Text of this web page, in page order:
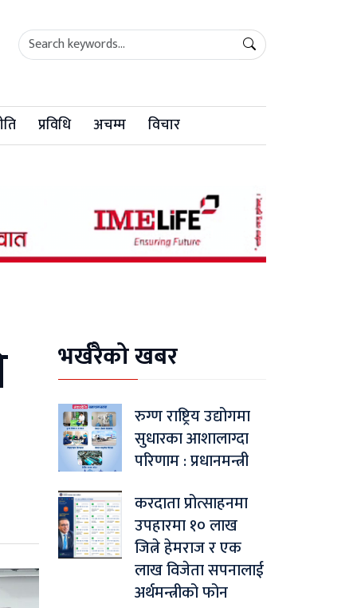
प्रविधि अचम्म विचार
भर्खरैको खबर
रुग्ण राष्ट्रिय उद्योगमा
सुधारका आशालाग्दा
परिणाम : प्रधानमन्त्री
करदाता प्रोत्साहनमा
उपहारमा १० लाख
जित्ने हेमराज र एक
लाख विजेता सपनालाई
अर्थमन्त्रीको फोन